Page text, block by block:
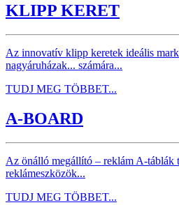
KLIPP KERET
Az innovatív klipp keretek ideális
nagyáruházak... számára...
TUDJ MEG TÖBBET...
A-BOARD
Az önálló megállító – reklám A-táblák
reklámeszközök...
TUDJ MEG TÖBBET...